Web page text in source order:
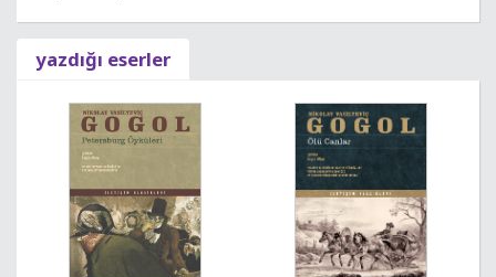
yazdığı eserler